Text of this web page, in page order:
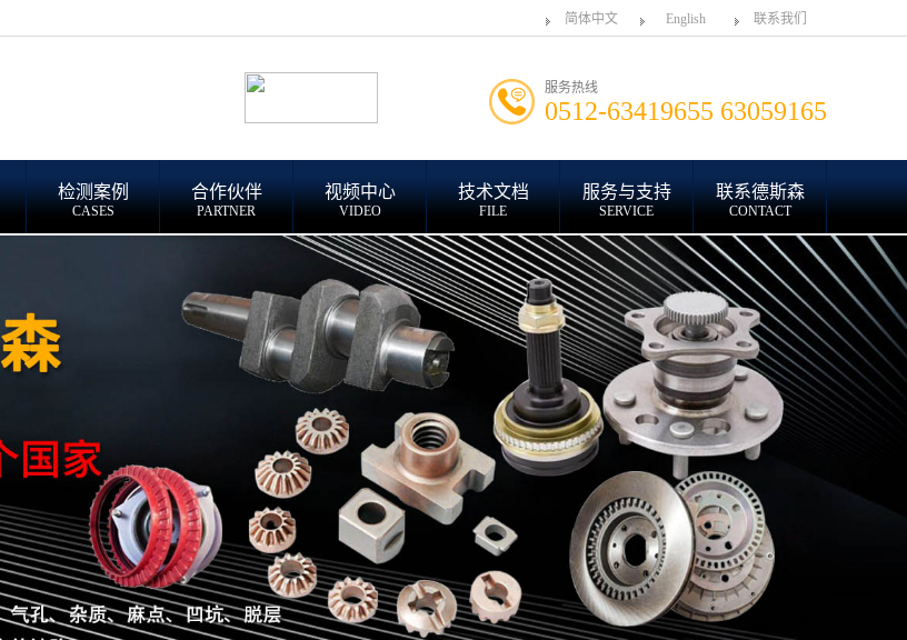
简体中文 English 联系我们
服务热线
0512-63419655 63059165
检测案例
CASES
合作伙伴
PARTNER
视频中心
VIDEO
技术文档
FILE
服务与支持
SERVICE
联系德斯森
CONTACT